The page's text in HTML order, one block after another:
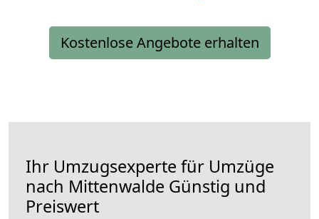
Kostenlose Angebote erhalten
Ihr Umzugsexperte für Umzüge
nach Mittenwalde Günstig und
Preiswert